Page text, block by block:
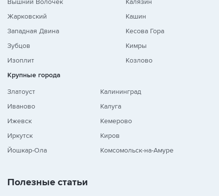
Вышний Волочек
Жарковский
Западная Двина
Зубцов
Изоплит
Калязин
Кашин
Кесова Гора
Кимры
Козлово
Крупные города
Златоуст
Иваново
Ижевск
Иркутск
Йошкар-Ола
Калининград
Калуга
Кемерово
Киров
Комсомольск-на-Амуре
Полезные статьи